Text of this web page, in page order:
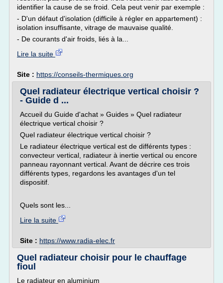
identifier la cause de se froid. Cela peut venir par exemple :
- D'un défaut d'isolation (difficile à régler en appartement) :
isolation insuffisante, vitrage de mauvaise qualité.
- De courants d'air froids, liés à la...
Lire la suite
Site : https://conseils-thermiques.org
Quel radiateur électrique vertical choisir ?
- Guide d ...
Accueil du Guide d'achat » Guides » Quel radiateur
électrique vertical choisir ?
Quel radiateur électrique vertical choisir ?
Le radiateur électrique vertical est de différents types :
convecteur vertical, radiateur à inertie vertical ou encore
panneau rayonnant vertical. Avant de décrire ces trois
différents types, regardons les avantages d'un tel
dispositif.
Quels sont les...
Lire la suite
Site : https://www.radia-elec.fr
Quel radiateur choisir pour le chauffage
fioul
Le radiateur en aluminium